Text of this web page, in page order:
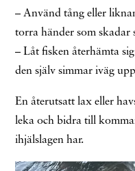
– Använd tång eller
torra händer som skadar
– Låt fisken återhämta
den själv simmar iväg
En återutsatt lax eller
leka och bidra till
ihjälslagen har.